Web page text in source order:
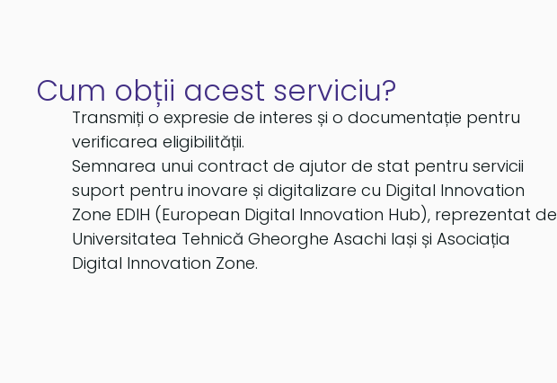
Cum obții acest serviciu?
Transmiți o expresie de interes și o documentație pentru
verificarea eligibilității.
Semnarea unui contract de ajutor de stat pentru servicii
suport pentru inovare și digitalizare cu Digital Innovation
Zone EDIH (European Digital Innovation Hub), reprezentat de
Universitatea Tehnică Gheorghe Asachi Iași și Asociația
Digital Innovation Zone.